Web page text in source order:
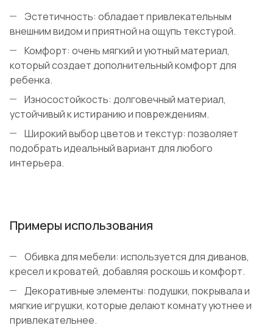
Эстетичность: обладает привлекательным
внешним видом и приятной на ощупь текстурой.
Комфорт: очень мягкий и уютный материал,
который создает дополнительный комфорт для
ребенка.
Износостойкость: долговечный материал,
устойчивый к истиранию и повреждениям.
Широкий выбор цветов и текстур: позволяет
подобрать идеальный вариант для любого
интерьера.
Примеры использования
Обивка для мебели: используется для диванов,
кресел и кроватей, добавляя роскошь и комфорт.
Декоративные элементы: подушки, покрывала и
мягкие игрушки, которые делают комнату уютнее и
привлекательнее.